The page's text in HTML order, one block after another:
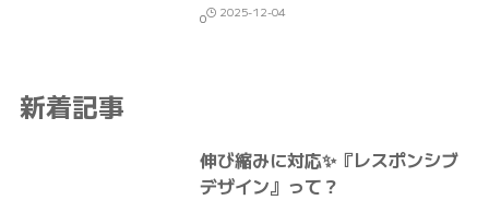
0 2025-12-04
新着記事
伸び縮みに対応✨『レスポンシブ
デザイン』って？